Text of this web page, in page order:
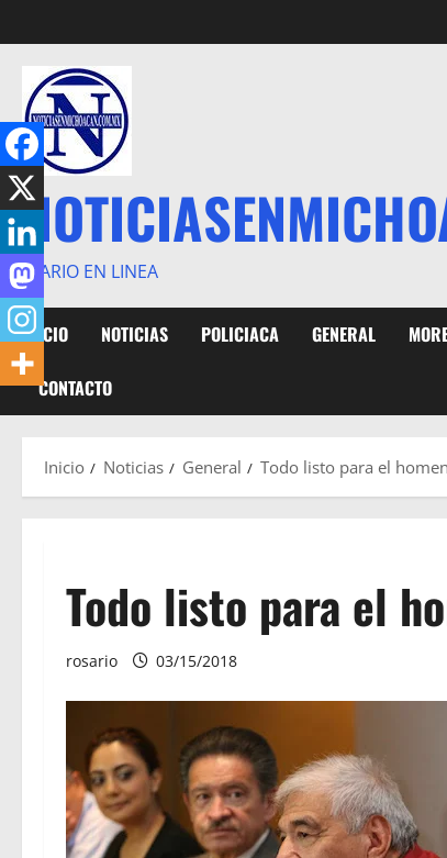
al
contenido
DIARIO EN LINEA
INICIO NOTICIAS POLICIACA GENERAL
CONTACTO
Inicio Noticias General Todo listo para el
Todo listo para el
rosario 03/15/2018